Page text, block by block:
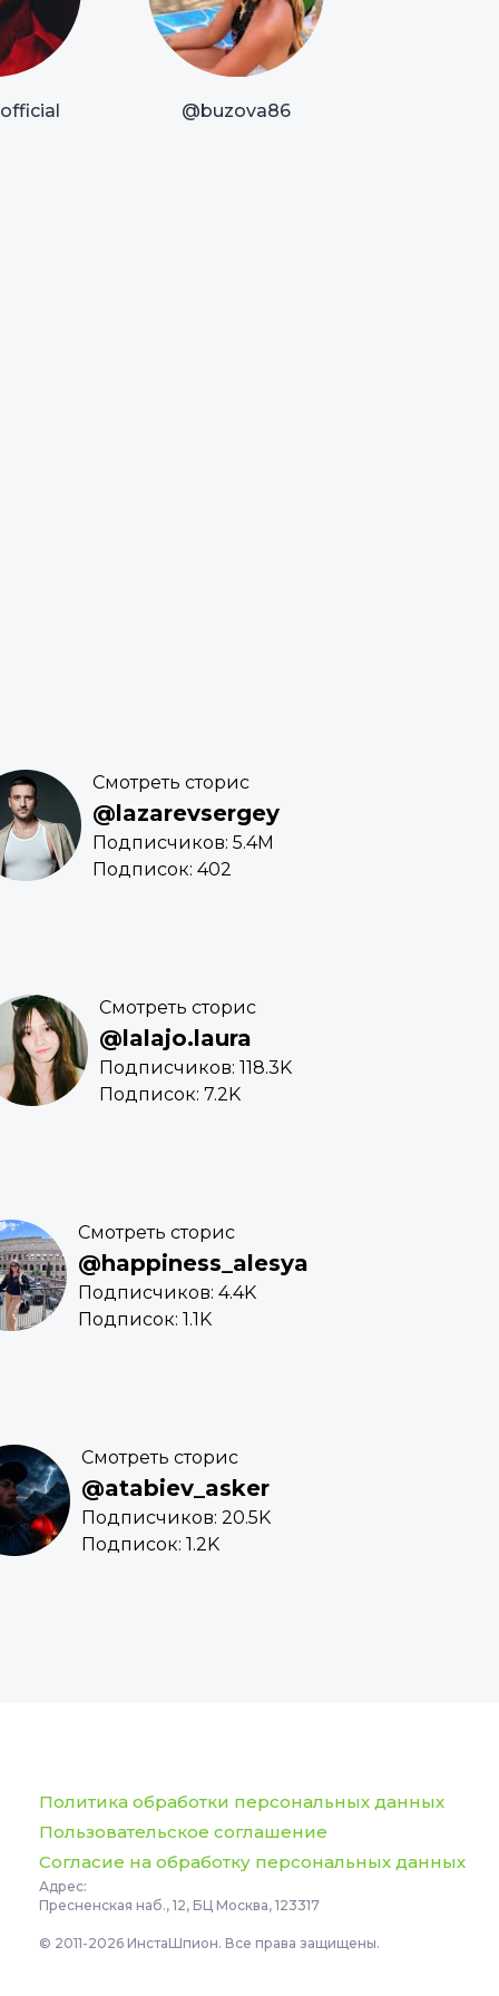
@buzova86
Смотреть сторис
@lazarevsergey
Подписчиков: 5.4M
Подписок: 402
Смотреть сторис
@lalajo.laura
Подписчиков: 118.3K
Подписок: 7.2K
Смотреть сторис
@happiness_alesya
Подписчиков: 4.4K
Подписок: 1.1K
Смотреть сторис
@atabiev_asker
Подписчиков: 20.5K
Подписок: 1.2K
Политика обработки персональных данных
Пользовательское соглашение
Согласие на обработку персональных данных
Адрес:
Пресненская наб., 12, БЦ Москва, 123317
© 2011-2026 ИнстаШпион. Все права защищены.